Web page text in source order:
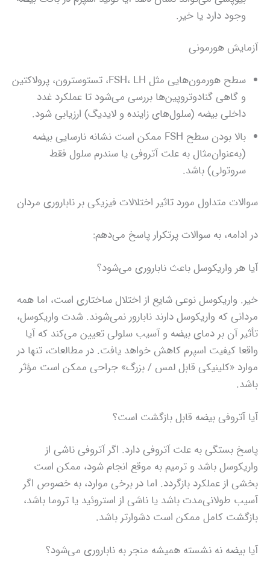
وجود دارد یا خیر.
آزمایش هورمونی
سطح هورمون‌هایی مثل FSH، LH، تستوسترون، پرولاکتین
و گاهی گنادوتروپین‌ها بررسی می‌شود تا عملکرد غدد
داخلی بیضه (سلول‌های زاینده و لایدیگ) ارزیابی شود.
بالا بودن سطح FSH ممکن است نشانه نارسایی بیضه
(به‌عنوان‌مثال به علت آتروفی یا سندرم سلول فقط
سروتولی) باشد.
سوالات متداول مورد تاثیر اختلالات فیزیکی بر ناباروری مردان
در ادامه، به سوالات پرتکرار پاسخ می‌دهم:
آیا هر واریکوسل باعث ناباروری می‌شود؟
خیر. واریکوسل نوعی شایع از اختلال ساختاری است، اما همه
مردانی که واریکوسل دارند نابارور نمی‌شوند. شدت واریکوسل،
تأثیر آن بر دمای بیضه و آسیب سلولی تعیین می‌کند که آیا
واقعا کیفیت اسپرم کاهش خواهد یافت. در مطالعات، تنها در
موارد «کلینیکی قابل لمس / بزرگ» جراحی ممکن است مؤثر
باشد.
آیا آتروفی بیضه قابل بازگشت است؟
پاسخ بستگی به علت آتروفی دارد. اگر آتروفی ناشی از
واریکوسل باشد و ترمیم به موقع انجام شود، ممکن است
بخشی از عملکرد بازگردد. اما در برخی موارد، به خصوص اگر
آسیب طولانی‌مدت باشد یا ناشی از استروئید یا تروما باشد،
بازگشت کامل ممکن است دشوارتر باشد.
آیا بیضه نه‌ نشسته همیشه منجر به ناباروری می‌شود؟